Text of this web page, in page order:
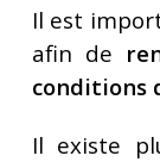
Il est
afin de
conditions
Il existe